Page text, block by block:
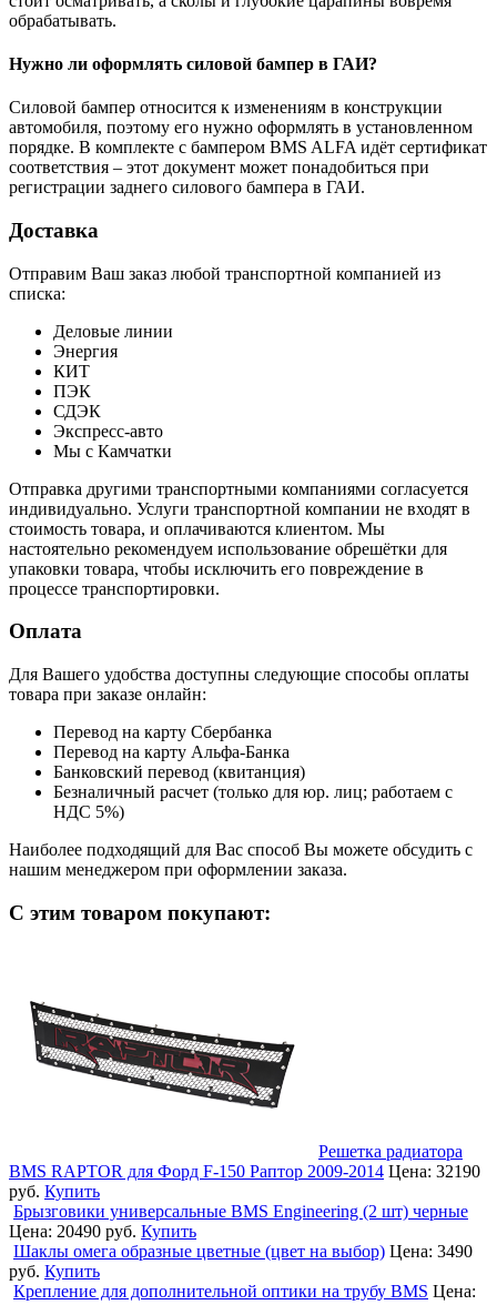
обрабатывать.
Нужно ли оформлять силовой бампер в ГАИ?
Силовой бампер относится к изменениям в конструкции
автомобиля, поэтому его нужно оформлять в установленном
порядке. В комплекте с бампером BMS ALFA идёт сертификат
соответствия – этот документ может понадобиться при
регистрации заднего силового бампера в ГАИ.
Доставка
Отправим Ваш заказ любой транспортной компанией из
списка:
Деловые линии
Энергия
КИТ
ПЭК
СДЭК
Экспресс-авто
Мы с Камчатки
Отправка другими транспортными компаниями согласуется
индивидуально. Услуги транспортной компании не входят в
стоимость товара, и оплачиваются клиентом. Мы
настоятельно рекомендуем использование обрешётки для
упаковки товара, чтобы исключить его повреждение в
процессе транспортировки.
Оплата
Для Вашего удобства доступны следующие способы оплаты
товара при заказе онлайн:
Перевод на карту Сбербанка
Перевод на карту Альфа-Банка
Банковский перевод (квитанция)
Безналичный расчет (только для юр. лиц; работаем с
НДС 5%)
Наиболее подходящий для Вас способ Вы можете обсудить с
нашим менеджером при оформлении заказа.
С этим товаром покупают:
Решетка радиатора
BMS RAPTOR для Форд F-150 Раптор 2009-2014 Цена: 32190
руб. Купить
Брызговики универсальные BMS Engineering (2 шт) черные
Цена: 20490 руб. Купить
Шаклы омега образные цветные (цвет на выбор) Цена: 3490
руб. Купить
Крепление для дополнительной оптики на трубу BMS Цена: